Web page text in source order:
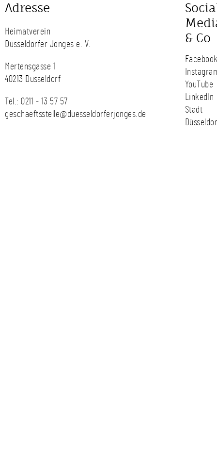
Adresse
Heimatverein
Düsseldorfer Jonges e. V.
Mertensgasse 1
40213 Düsseldorf
Tel.: 0211 - 13 57 57
geschaeftsstelle@duesseldorferjonges.de
& Co
YouTube
LinkedIn
Stadt